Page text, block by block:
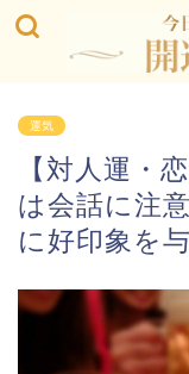
運気
【対人運・
は会話に注
に好印象を